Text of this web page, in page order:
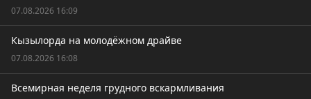
07.08.2026 16:09
Кызылорда на молодёжном драйве
07.08.2026 16:08
Всемирная неделя грудного вскармливания